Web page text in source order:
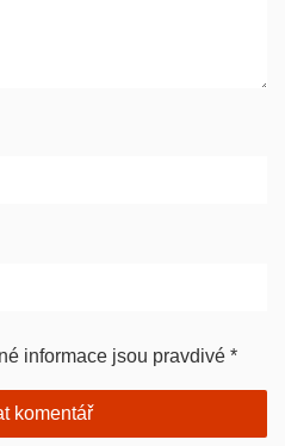
informace jsou pravdivé *